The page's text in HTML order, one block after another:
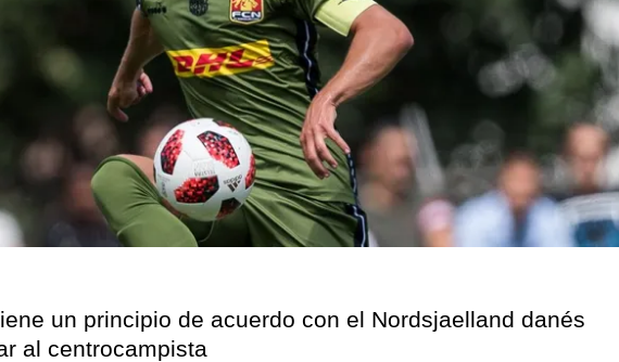
un principio de acuerdo con el Nordsjaelland danés
al centrocampista